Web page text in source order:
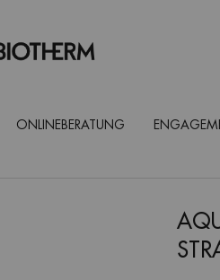
ONLINEBERATUNG